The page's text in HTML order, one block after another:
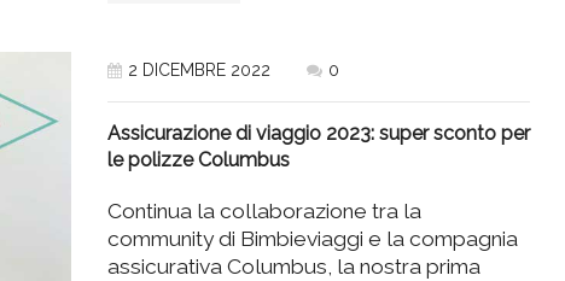
2 DICEMBRE 2022 0
Assicurazione di viaggio 2023: super sconto per
le polizze Columbus
Continua la collaborazione tra la
community di Bimbieviaggi e la compagnia
assicurativa Columbus, la nostra prima